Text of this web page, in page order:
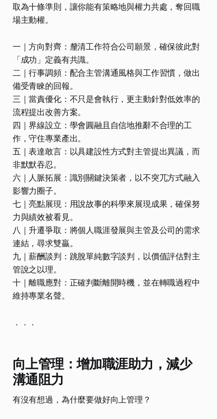
取為十條準則，讓你能有策略地與權力共處，奪回職
場主動權。​
一｜方向對齊：釐清工作符合公司願景，確保彼此對
「成功」定義有共識。
二｜行事調頻：配合主管溝通風格與工作習慣，做出
備受青睞的回報。
三｜當責優化：不只是會執行，更主動針對低效率的
流程提出改善方案。
四｜界線設立：學會圓融且自信地推辭不合理的工
作，守住專業產出。
五｜表達敢言：以具建設性方式對主管提出異議，而
非默默吞忍。
六｜人脈拓展：識別關鍵決策者，以不突兀方式融入
影響力圈子。
七｜亮點展現：用說故事的科學來展現成果，確保努
力與績效被看見。
八｜升遷爭取：將個人職涯發展與主管及公司的需求
連結，尋求雙贏。
九｜薪酬談判：跳脫單純數字談判，以價值評估對主
管說之以理。
十｜離職應對：正確判斷離開時機，並在轉職過程中
維持專業名聲。
．．．
向上管理：增加職涯助力，減少
溝通阻力
有沒有想過，為什麼要做好向上管理？